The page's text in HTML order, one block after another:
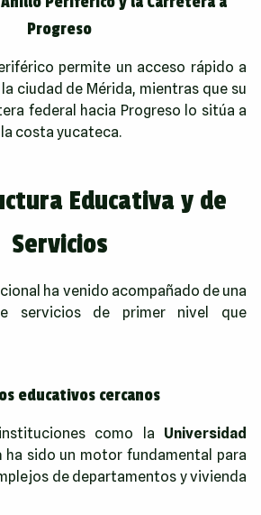
Progreso
permite un acceso rápido a
ciudad de Mérida, mientras que su
federal hacia Progreso lo sitúa a
costa yucateca.
Educativa y de
Servicios
ha venido acompañado de una
servicios de primer nivel que
educativos cercanos
como la Universidad
ha sido un motor fundamental para
de departamentos y vivienda